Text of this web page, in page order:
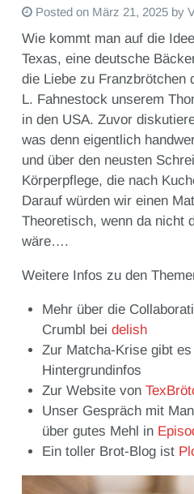
Posted on März 21, 2025by
Wie kommt man auf die
Texas, eine deutsche
die Liebe zu Franzbrötchen
L. Fahnestock unserem
in den USA. Zuvor
was denn eigentlich
und über den neusten
Körperpflege, die nach
Darauf würden wir einen
Theoretisch, wenn da nicht
wäre….
Weitere Infos zu den
Mehr über die
Crumbl beidelish
Zur Matcha-Krise gibt es
Hintergrundinfos
Zur Website von
Unser Gespräch mit
über gutes Mehl in
Ein toller Brot-Blog ist